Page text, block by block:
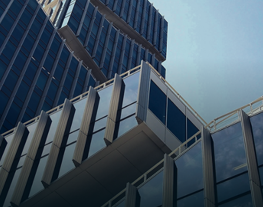
[Tutorial Atualizado] Como se credenciar como
Consultor CVM